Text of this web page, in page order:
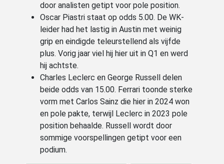
door analisten getipt voor pole position.
Oscar Piastri staat op odds 5.00. De WK-
leider had het lastig in Austin met weinig
grip en eindigde teleurstellend als vijfde
plus. Vorig jaar viel hij hier uit in Q1 en werd
hij achtste.
Charles Leclerc en George Russell delen
beide odds van 15.00. Ferrari toonde sterke
vorm met Carlos Sainz die hier in 2024 won
en pole pakte, terwijl Leclerc in 2023 pole
position behaalde. Russell wordt door
sommige voorspellingen getipt voor een
podium.